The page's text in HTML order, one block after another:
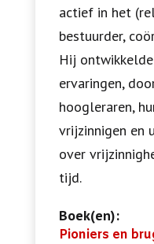
actief in het
bestuurder,
Hij
ervaringen,
hoogleraren,
vrijzinnigen en
over
tijd.
Boek(en):
Pioniers en